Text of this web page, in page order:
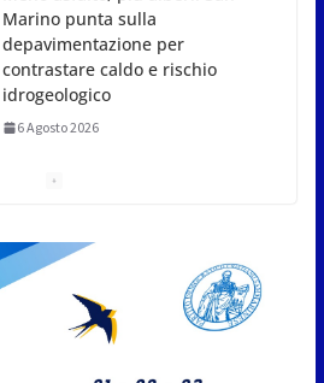
San Marino. USL: l’inferno di
Marcinelle diventi monito e
memoria collettiva
6 Agosto 2026
approvato
6 Agosto 2026
Protezione Civile San Marino.